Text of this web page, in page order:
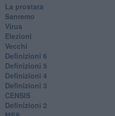
La prostata
Sanremo
Virus
Elezioni
Vecchi
Definizioni 6
Definizioni 5
Definizioni 4
Definizioni 3
CENSIS
​Definizioni 2